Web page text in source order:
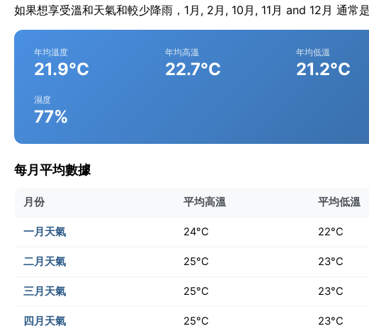
如果想享受溫和天氣和較少降雨，1月, 2月, 10月, 11月 and 12月 通常
年均溫度
21.9°C
年均高溫
22.7°C
年均低溫
21.2°C
濕度
77%
每月平均數據
月份 平均高溫 平均低溫
一月天氣 24°C 22°C
二月天氣 25°C 23°C
三月天氣 25°C 23°C
四月天氣 25°C 23°C